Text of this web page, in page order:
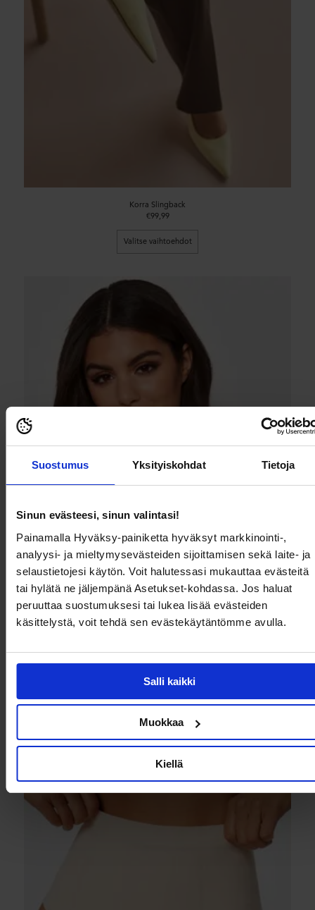
Suostumus Yksityiskohdat Tietoja
Sinun evästeesi, sinun valintasi!
Painamalla Hyväksy-painiketta hyväksyt markkinointi-,
analyysi- ja mieltymysevästeiden sijoittamisen sekä laite- ja
selaustietojesi käytön. Voit halutessasi mukauttaa evästeitä
tai hylätä ne jäljempänä Asetukset-kohdassa. Jos haluat
peruuttaa suostumuksesi tai lukea lisää evästeiden
käsittelystä, voit tehdä sen evästekäytäntömme avulla.
Salli kaikki
Muokkaa
Kiellä
Korra Slingback
€99,99
Valitse vaihtoehdot
€57,99